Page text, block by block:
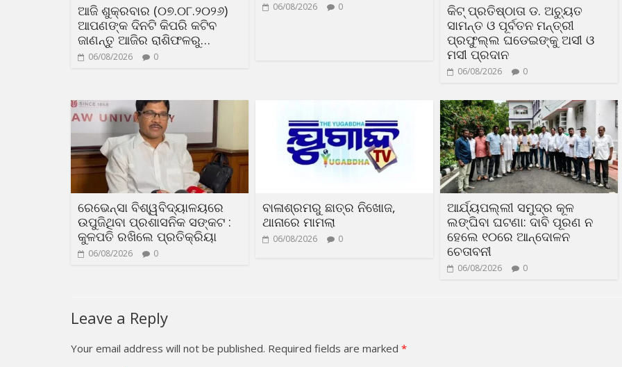
ଆଜି ଶୁକ୍ରବାର (୦୭.୦୮.୨୦୨୬)
ଆପଣଙ୍କ ଦିନଟି କିପରି କଟିବ
ଜାଣନ୍ତୁ ଆଜିର ରାଶିଫଳରୁ…
06/08/2026 0
06/08/2026 0
କିଟ୍ ପ୍ରତିଷ୍ଠାତା ଡ. ଅଚ୍ୟୁତ
ସାମନ୍ତ ଓ ପୂର୍ବତନ ମନ୍ତ୍ରୀ
ପ୍ରଫୁଲ୍ଲ ଘଡେଇଙ୍କୁ ଅସୀ ଓ
ମସୀ ପ୍ରଦାନ
06/08/2026 0
ରେଭେନ୍ସା ବିଶ୍ୱବିଦ୍ୟାଳୟରେ
ଉପୁଜିଥିବା ପ୍ରଶାସନିକ ସଙ୍କଟ :
କୁଳପତି ରଖିଲେ ପ୍ରତିକ୍ରିୟା
06/08/2026 0
ବାଳାଶ୍ରମରୁ ଛାତ୍ର ନିଖୋଜ,
ଥାନାରେ ମାମଲା
06/08/2026 0
ଆର୍ଯ୍ୟପଲ୍ଲୀ ସମୁଦ୍ର କୂଳ
ଲଙ୍ଘିବା ଘଟଣା: ଦାବି ପୂରଣ ନ
ହେଲେ ୧୦ରେ ଆନ୍ଦୋଳନ
ଚେତାବନୀ
06/08/2026 0
Leave a Reply
Your email address will not be published. Required fields are marked *